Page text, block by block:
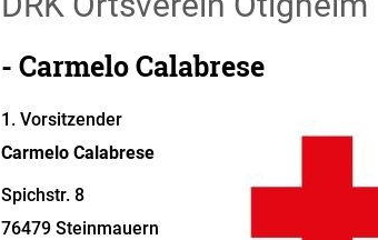
- Carmelo Calabrese
1. Vorsitzender
Carmelo Calabrese
Spichstr. 8
76479 Steinmauern